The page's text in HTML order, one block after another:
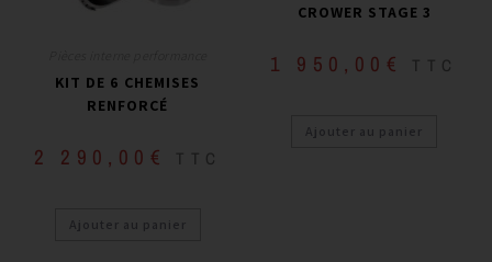
KIT DE 6 CHEMISES
RENFORCÉ
2 290,00 € TTC
Ajouter au panier
CROWER STAGE 3
1 950,00 € TTC
Ajouter au panier